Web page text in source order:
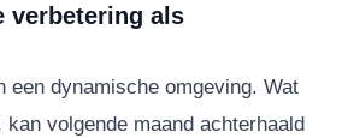
verbetering als
een dynamische omgeving. Wat
volgende maand achterhaald